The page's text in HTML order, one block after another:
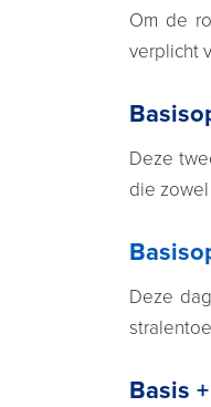
Om de
verplicht
Deze
die
Deze
Basis